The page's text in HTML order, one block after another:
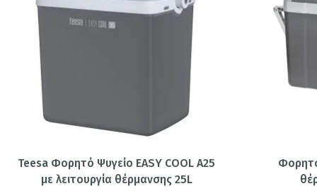
Teesa Φορητό Ψυγείο EASY COOL A25
με λειτουργία θέρμανσης 25L